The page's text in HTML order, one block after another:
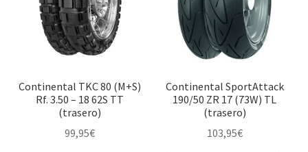
Continental TKC 80 (M+S)
Rf. 3.50 – 18 62S TT
(trasero)
99,95€
Continental SportAttack
190/50 ZR 17 (73W) TL
(trasero)
103,95€